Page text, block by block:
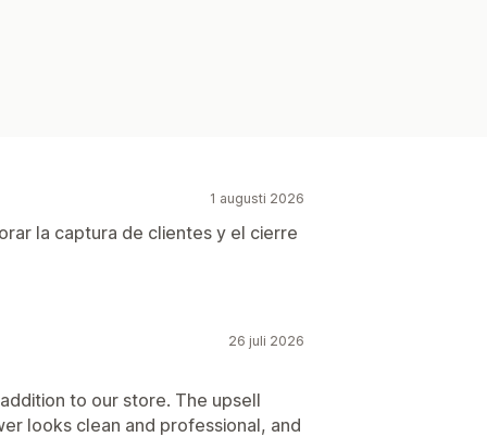
1 augusti 2026
la captura de clientes y el cierre
26 juli 2026
to our store. The upsell
looks clean and professional, and